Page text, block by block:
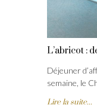
L’abricot :
Déjeuner
semaine, le
Lire la suite...